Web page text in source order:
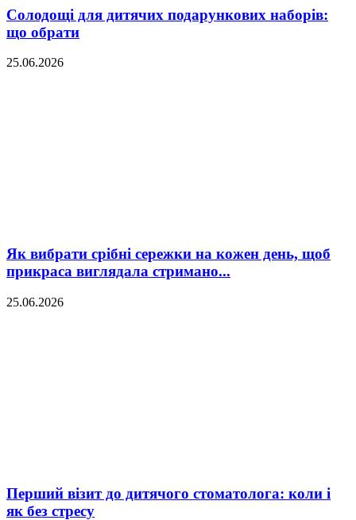
Солодощі для дитячих подарункових наборів:
що обрати
25.06.2026
Як вибрати срібні сережки на кожен день, щоб
прикраса виглядала стримано...
25.06.2026
Перший візит до дитячого стоматолога: коли і
як без стресу